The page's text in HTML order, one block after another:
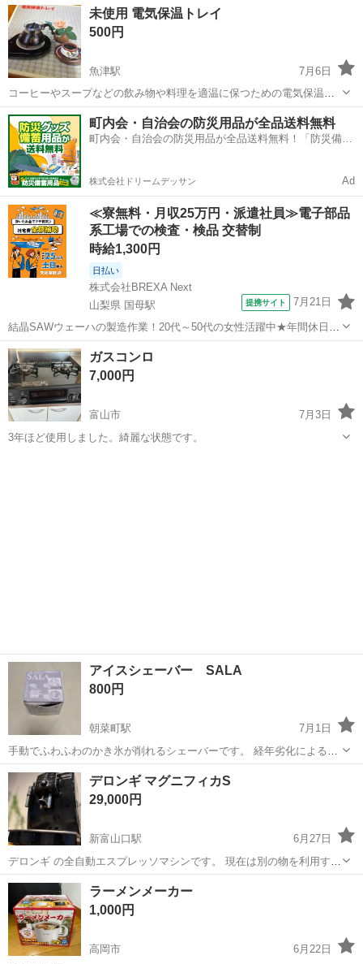
みになります。 ・サイズ（約）高さ1...
富山 富山市 キッチン家電 冷凍庫
未使用 電気保温トレイ
500円
魚津駅
7月6日
コーヒーやスープなどの飲み物や料理を適温に保つための電気保温ト
レイです。 未使用ですが昭和時代のものになります。 箱は古いです。
それでもいいよという方に - メーカー: タキタ - 製品名: 電気保温トレ
イ -...
富山 魚津市 魚津駅 キッチン家電
町内会・自治会の防災用品が全品送料無料
町内会・自治会の防災用品が全品送料無料！「防災備蓄
株式会社ドリームデッサン Ad
≪寮無料・月収25万円・派遣社員≫電子部品
系工場での検査・検品 交替制
時給1,300円
日払い
株式会社BREXA Next
山梨県 国母駅
提携サイト 7月21日
結晶SAWウェーハの製造作業！20代～50代の女性活躍中★年間休日
120日＆土日祝休み！クリーンルーム内でのお仕事！日払い制度利用可
◎正社員登用制度あり！マイカー通勤可！《山梨県中巨摩郡昭和町》
人気の工場のお仕事 ◇結晶...
山梨 国母駅 その他
ガスコンロ
7,000円
富山市
7月3日
3年ほど使用しました。綺麗な状態です。
アイスシェーバー SALA
800円
朝菜町駅
7月1日
手動でふわふわのかき氷が削れるシェーバーです。 経年劣化による色
褪せなどがありますがまだまだ使えます。 自宅保管にご理解ある方の
みご連絡下さい。
富山 富山市 朝菜町駅 キッチン家電
デロンギ マグニフィカS
29,000円
新富山口駅
6月27日
デロンギ の全自動エスプレッソマシンです。 現在は別の物を利用する
ようになったため、お譲りに出します。 5年間ほど１週間に２、３回
程度の頻度で使用していました。 使用感はあります。定期的にカルキ
の洗浄もしていました。使用途中...
富山 富山市
ラーメンメーカー
1,000円
高岡市
6月22日